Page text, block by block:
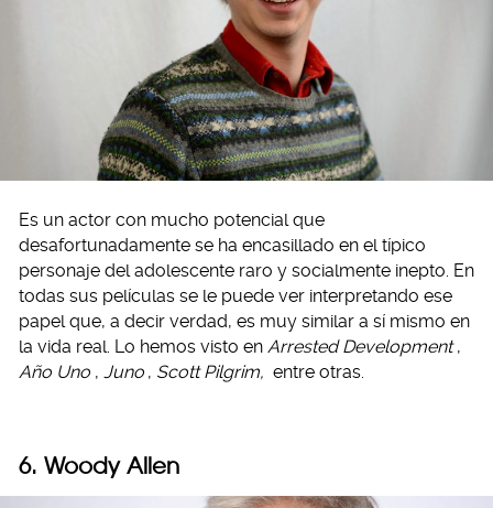
Es un actor con mucho potencial que
desafortunadamente se ha encasillado en el típico
personaje del adolescente raro y socialmente inepto. En
todas sus películas se le puede ver interpretando ese
papel que, a decir verdad, es muy similar a sí mismo en
la vida real. Lo hemos visto en Arrested Development ,
Año Uno , Juno , Scott Pilgrim, entre otras.
6. Woody Allen